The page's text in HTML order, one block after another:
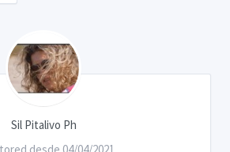
Sil Pitalivo Ph